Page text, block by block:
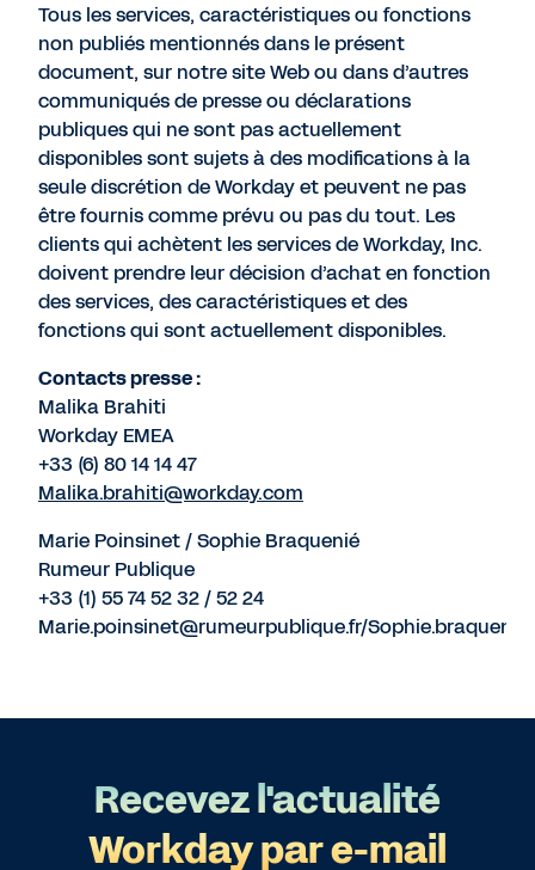
Tous les services, caractéristiques ou fonctions
non publiés mentionnés dans le présent
document, sur notre site Web ou dans d’autres
communiqués de presse ou déclarations
publiques qui ne sont pas actuellement
disponibles sont sujets à des modifications à la
seule discrétion de Workday et peuvent ne pas
être fournis comme prévu ou pas du tout. Les
clients qui achètent les services de Workday, Inc.
doivent prendre leur décision d’achat en fonction
des services, des caractéristiques et des
fonctions qui sont actuellement disponibles.
Contacts presse :
Malika Brahiti
Workday EMEA
+33 (6) 80 14 14 47
Malika.brahiti@workday.com
Marie Poinsinet / Sophie Braquenié
Rumeur Publique
+33 (1) 55 74 52 32 / 52 24
Marie.poinsinet@rumeurpublique.fr/
Recevez l'actualité
Workday par e-mail